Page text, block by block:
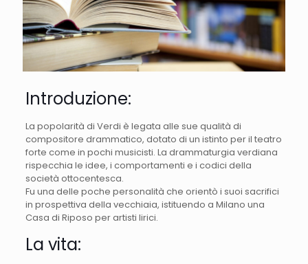
Introduzione:
La popolarità di Verdi è legata alle sue qualità di
compositore drammatico, dotato di un istinto per il teatro
forte come in pochi musicisti. La drammaturgia verdiana
rispecchia le idee, i comportamenti e i codici della
società ottocentesca.
Fu una delle poche personalità che orientò i suoi sacrifici
in prospettiva della vecchiaia, istituendo a Milano una
Casa di Riposo per artisti lirici.
La vita: